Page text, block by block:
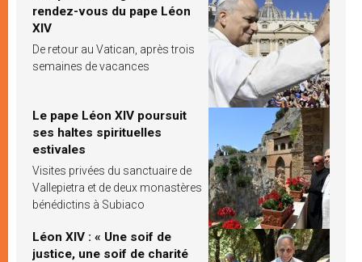
rendez-vous du pape Léon
XIV
De retour au Vatican, après trois
semaines de vacances
Le pape Léon XIV poursuit
ses haltes spirituelles
estivales
Visites privées du sanctuaire de
Vallepietra et de deux monastères
bénédictins à Subiaco
Léon XIV : « Une soif de
justice, une soif de charité